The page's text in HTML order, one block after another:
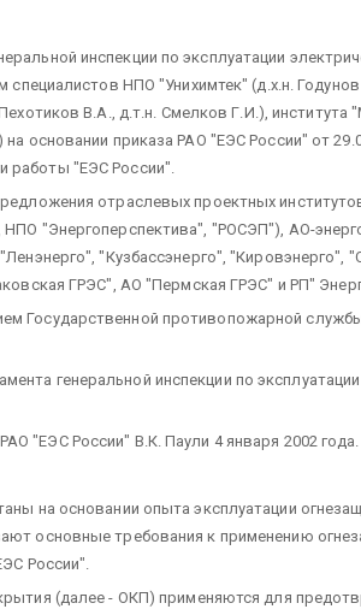
инспекции по эксплуатации
НПО "Унихимтек" (д.х.н.
В.А., д.т.н. Смелков Г.И.), института
основании приказа РАО "ЕЭС России" от
работы "ЕЭС России".
отраслевых проектных
НПО "Энергоперспектива", "РОСЭП"), АО-
"Кузбассэнерго", "Кировэнерго",
ГРЭС", АО "Пермская ГРЭС" и РП"
Государственной противопожарной
генеральной инспекции по
"ЕЭС России" В.К. Паули 4 января 2002 года.
на основании опыта эксплуатации
основные требования к применению
России".
(далее - ОКП) применяются для